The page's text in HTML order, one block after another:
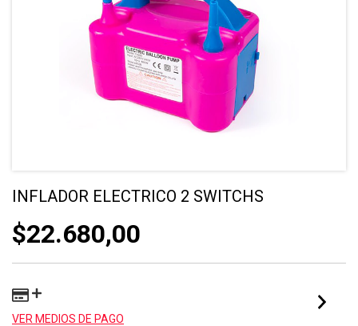
INFLADOR ELECTRICO 2 SWITCHS
$22.680,00
VER MEDIOS DE PAGO